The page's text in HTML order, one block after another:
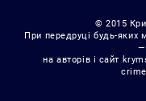
© 2015
При передруці будь-яких
—
на авторів і сайт